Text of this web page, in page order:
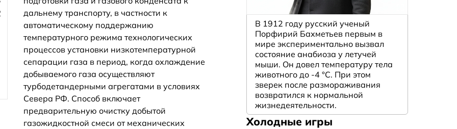
дальнему транспорту, в частности к
автоматическому поддержанию
температурного режима технологических
процессов установки низкотемпературной
сепарации газа в период, когда охлаждение
добываемого газа осуществляют
турбодетандерными агрегатами в условиях
Севера РФ. Способ включает
предварительную очистку добытой
газожидкостной смеси от механических
В 1912 году русский ученый
Порфирий Бахметьев первым в
мире экспериментально вызвал
состояние анабиоза у летучей
мыши. Он довел температуру тела
животного до -4 °C. При этом
зверек после размораживания
возвратился к нормальной
жизнедеятельности.
Холодные игры